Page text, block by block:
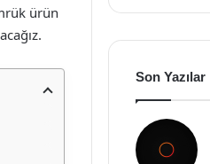
ürün
Son Yazılar